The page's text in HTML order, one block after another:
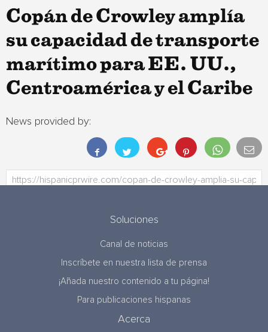
Copán de Crowley amplía
su capacidad de transporte
marítimo para EE. UU.,
Centroamérica y el Caribe
News provided by:
Soluciones
Canal de noticias
Inscríbete en nuestra lista de prensa
¡Añada nuestro contenido a tu página!
Para publicaciones hispanas
Acerca